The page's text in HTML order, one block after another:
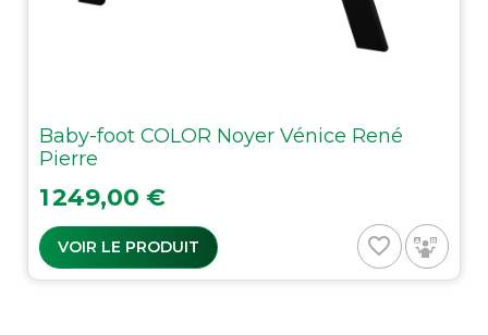
Baby-foot COLOR Noyer Vénice René
Pierre
Prix
1 249,00 €
VOIR LE PRODUIT favorite_border